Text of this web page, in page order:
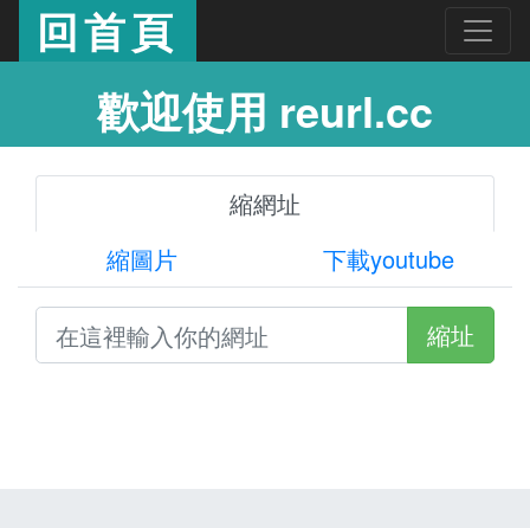
回首頁
歡迎使用 reurl.cc
縮網址
縮圖片
下載youtube
縮址